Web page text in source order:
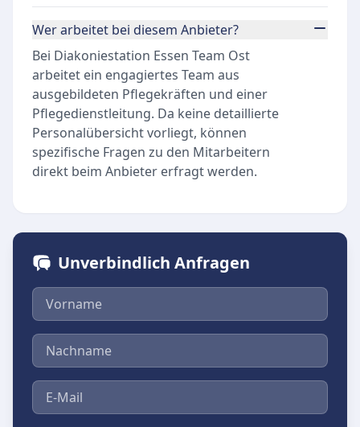
Wer arbeitet bei diesem Anbieter?
Bei Diakoniestation Essen Team Ost
arbeitet ein engagiertes Team aus
ausgebildeten Pflegekräften und einer
Pflegedienstleitung. Da keine detaillierte
Personalübersicht vorliegt, können
spezifische Fragen zu den Mitarbeitern
direkt beim Anbieter erfragt werden.
Unverbindlich Anfragen
Vorname
Nachname
E-Mail